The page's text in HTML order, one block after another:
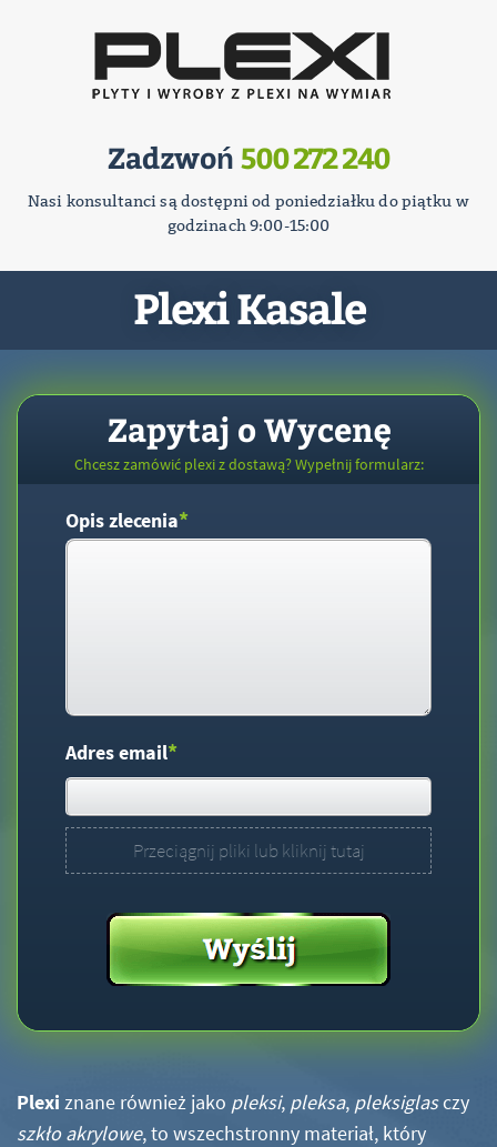
Zadzwoń 500 272 240
Nasi konsultanci są dostępni od poniedziałku do piątku w
godzinach 9:00-15:00
Plexi Kasale
Zapytaj o Wycenę
Chcesz zamówić plexi z dostawą? Wypełnij formularz:
Opis zlecenia*
Adres email*
Przeciągnij pliki lub kliknij tutaj
Plexi znane również jako pleksi, pleksa, pleksiglasczy
szkło akrylowe, to wszechstronny materiał, który